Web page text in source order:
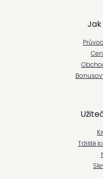
Tržiště